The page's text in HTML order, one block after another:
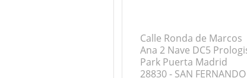
Calle Ronda de Marcos
Ana 2 Nave DC5
Park Puerta Madrid
28830 - SAN FERNANDO